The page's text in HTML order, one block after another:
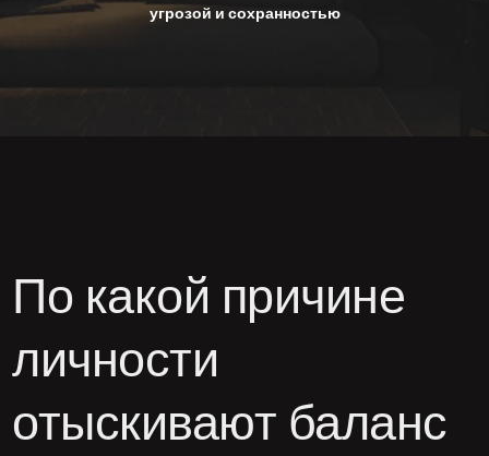
угрозой и сохранностью
По какой причине
личности
отыскивают баланс